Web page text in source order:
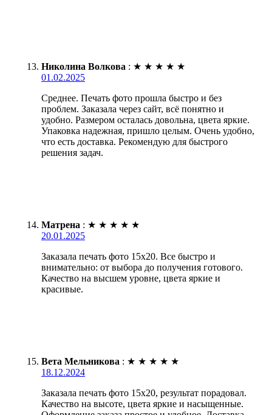
Николина Волкова : ★ ★ ★ ★ ★
01.02.2025
Среднее. Печать фото прошла быстро и без
проблем. Заказала через сайт, всё понятно и
удобно. Размером осталась довольна, цвета яркие.
Упаковка надежная, пришло целым. Очень удобно,
что есть доставка. Рекомендую для быстрого
решения задач.
Матрена : ★ ★ ★ ★ ★
20.01.2025
Заказала печать фото 15х20. Все быстро и
внимательно: от выбора до получения готового.
Качество на высшем уровне, цвета яркие и
красивые.
Вета Мельникова : ★ ★ ★ ★ ★
18.12.2024
Заказала печать фото 15х20, результат порадовал.
Качество на высоте, цвета яркие и насыщенные.